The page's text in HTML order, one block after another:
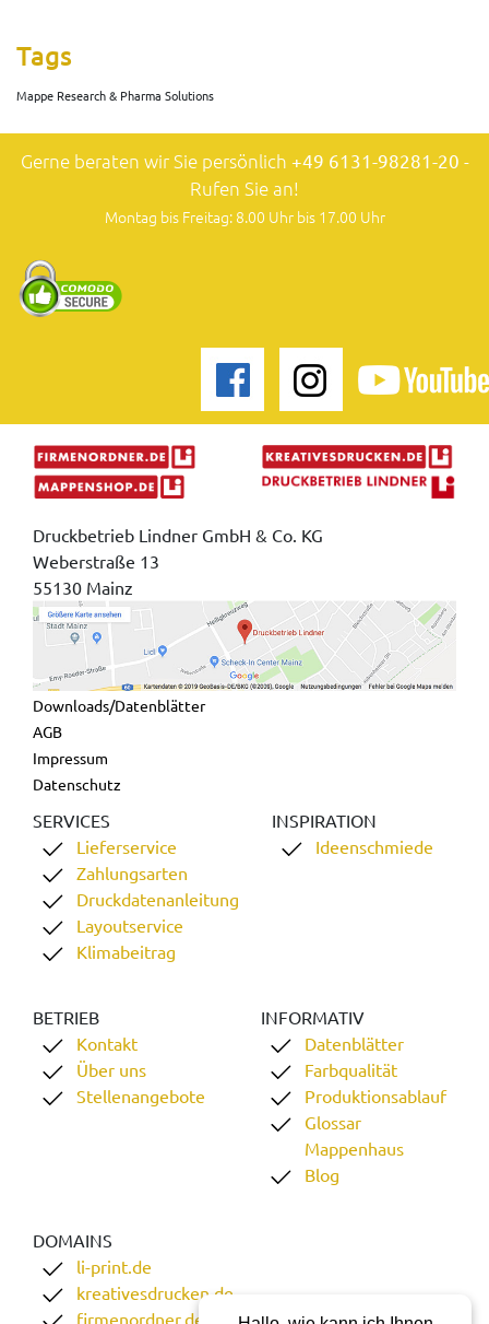
Tags
Mappe Research & Pharma Solutions
Gerne beraten wir Sie persönlich +49 6131-98281-20 -
Rufen Sie an!
Montag bis Freitag: 8.00 Uhr bis 17.00 Uhr
Druckbetrieb Lindner GmbH & Co. KG
Weberstraße 13
55130 Mainz
Downloads/Datenblätter
AGB
Impressum
Datenschutz
SERVICES
Lieferservice
Zahlungsarten
Druckdatenanleitung
Layoutservice
Klimabeitrag
INSPIRATION
Ideenschmiede
BETRIEB
Kontakt
Über uns
Stellenangebote
INFORMATIV
Datenblätter
Farbqualität
Produktionsablauf
Glossar
Mappenhaus
Blog
DOMAINS
li-print.de
kreativesdrucken.de
firmenordner.de